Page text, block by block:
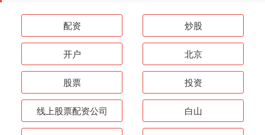
配资 炒股
开户 北京
股票 投资
线上股票配资公司 白山